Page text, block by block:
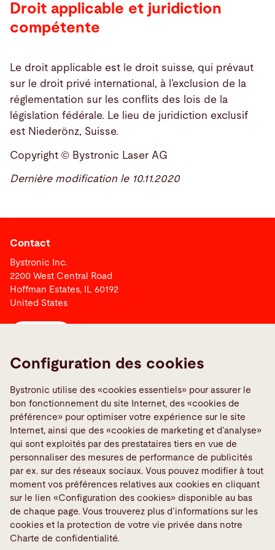
Droit applicable et juridiction
compétente
Le droit applicable est le droit suisse, qui prévaut
sur le droit privé international, à l’exclusion de la
réglementation sur les conflits des lois de la
législation fédérale. Le lieu de juridiction exclusif
est Niederönz, Suisse.
Copyright © Bystronic Laser AG
Dernière modification le 10.11.2020
Contact
Bystronic Inc.
2200 West Central Road
Hoffman Estates, IL 60192
United States
Signaler une erreur
Media Center
TeamViewer
Quality policies
Médias sociaux
Configuration des cookies
Bystronic utilise des «cookies essentiels» pour assurer le
bon fonctionnement du site Internet, des «cookies de
préférence» pour optimiser votre expérience sur le site
Internet, ainsi que des «cookies de marketing et d’analyse»
qui sont exploités par des prestataires tiers en vue de
personnaliser des mesures de performance de publicités
par ex. sur des réseaux sociaux. Vous pouvez modifier à tout
moment vos préférences relatives aux cookies en cliquant
sur le lien «Configuration des cookies» disponible au bas
de chaque page. Vous trouverez plus d’informations sur les
cookies et la protection de votre vie privée dans notre
Charte de confidentialité.